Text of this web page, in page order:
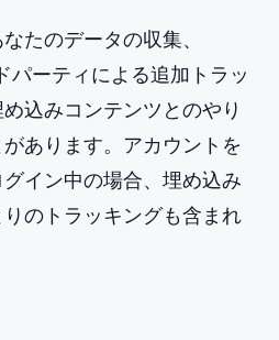
たのデータの収集、
パーティによる追加トラッ
込みコンテンツとのやり
あります。アカウントを
イン中の場合、埋め込み
のトラッキングも含まれ